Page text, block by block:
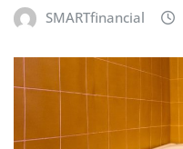
SMARTfinancial